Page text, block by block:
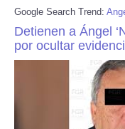
Google Search Trend:
Detienen a Ángel
por ocultar